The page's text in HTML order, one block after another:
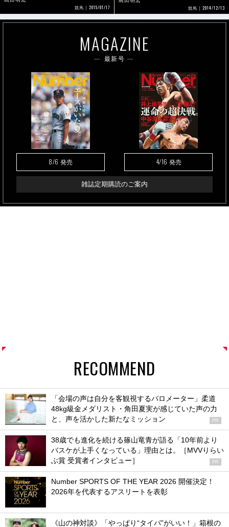
競馬 2015/01/17 競馬 2014/12/13
MAGAZINE
最新号
8/6 発売 4/16 発売
雑誌定期購読のご案内
RECOMMEND
「会場の声は自分を客観視するバロメーター」柔道
48kg級金メダリスト・角田夏実が感じていた声の力
と、声を活かした新たなミッション
PR
38歳でも進化を続ける篠山竜青が語る「10年前より
バスケが上手くなっている」理由とは。［MVVりらい
ぶ賞 受賞者インタビュー］
PR
Number SPORTS OF THE YEAR 2026 開催決定！
2026年を代表するアスリートを表彰
《山の神対談》「やっぱり“タイパ”がいい！」箱根の